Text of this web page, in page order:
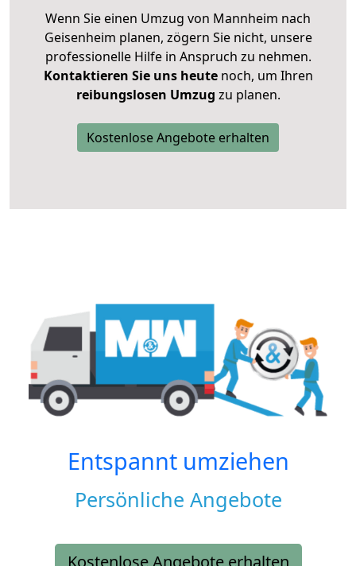
Wenn Sie einen Umzug von Mannheim nach
Geisenheim planen, zögern Sie nicht, unsere
professionelle Hilfe in Anspruch zu nehmen.
Kontaktieren Sie uns heutenoch, um Ihren
reibungslosen Umzug zu planen.
Kostenlose Angebote erhalten
Entspannt umziehen
Persönliche Angebote